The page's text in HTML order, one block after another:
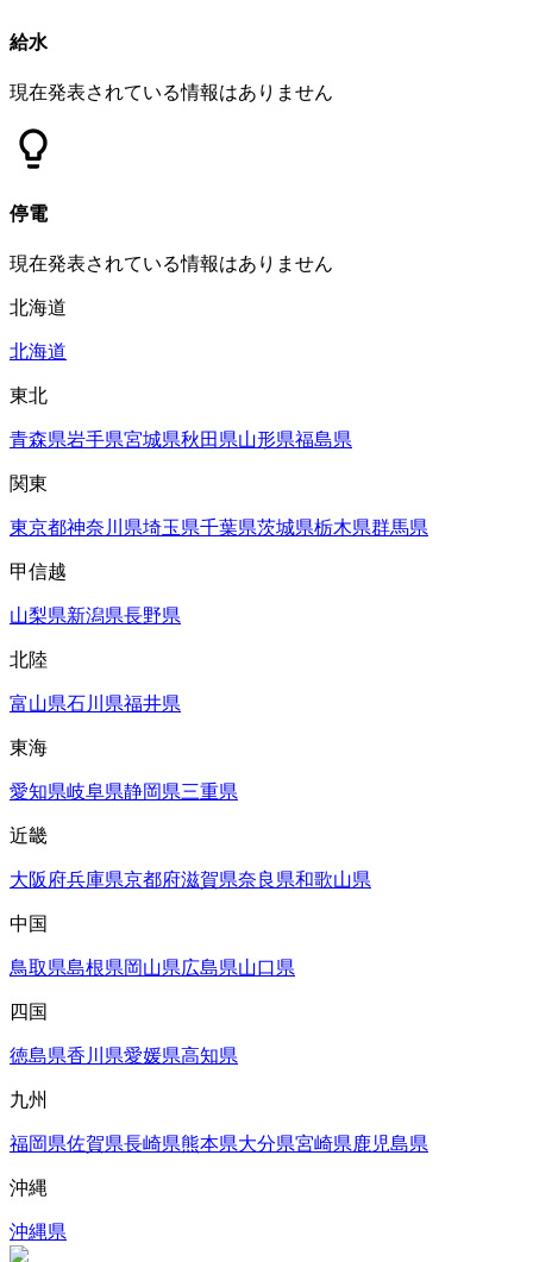
給水
現在発表されている情報はありません
停電
現在発表されている情報はありません
北海道
北海道
東北
青森県岩手県宮城県秋田県山形県福島県
関東
東京都神奈川県埼玉県千葉県茨城県栃木県群馬県
甲信越
山梨県新潟県長野県
北陸
富山県石川県福井県
東海
愛知県岐阜県静岡県三重県
近畿
大阪府兵庫県京都府滋賀県奈良県和歌山県
中国
鳥取県島根県岡山県広島県山口県
四国
徳島県香川県愛媛県高知県
九州
福岡県佐賀県長崎県熊本県大分県宮崎県鹿児島県
沖縄
沖縄県